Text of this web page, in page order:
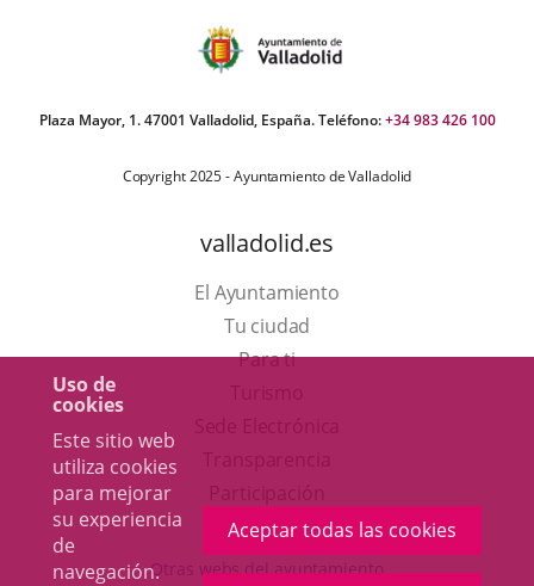
Uso de
cookies
Este sitio web
utiliza cookies
para mejorar
su experiencia
de
navegación.
Aceptar todas las cookies
Plaza Mayor, 1. 47001 Valladolid, España. Teléfono:+34 983 426 100
Copyright 2025 - Ayuntamiento de Valladolid
valladolid.es
El Ayuntamiento
Tu ciudad
Para ti
en
una
aplicación
externa.
Otras webs del ayuntamiento